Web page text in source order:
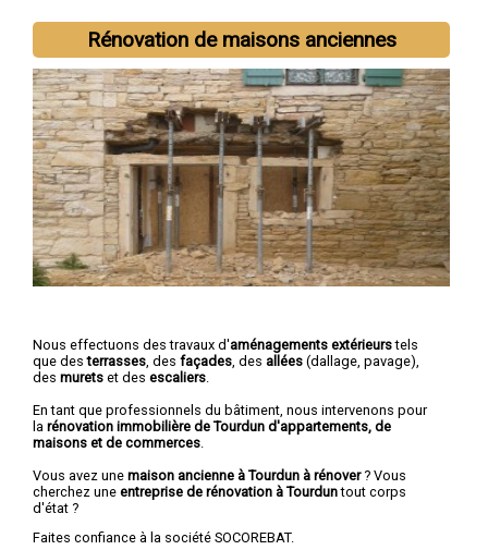
Rénovation de maisons anciennes
Nous effectuons des travaux d'aménagements extérieurstels
que desterrasses , des façades , des allées (dallage, pavage),
des murets et des escaliers
En tant que professionnels du bâtiment, nous intervenons pour
la rénovation immobilière de Tourdun d'appartements, de
maisons et de commerces
Vous avez une maison ancienne à Tourdun à rénover? Vous
cherchez une entreprise de rénovation à Tourduntout corps
d'état ?
Faites confiance à la société SOCOREBAT.